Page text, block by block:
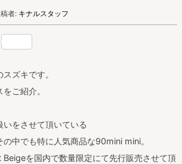
者: キナルスタッフ
Pinterest
ズキです。
ご紹介。
をさせて頂いている
の中でも特に人気商品な90mini mini。
を国内で数量限定にて先行販売させて頂